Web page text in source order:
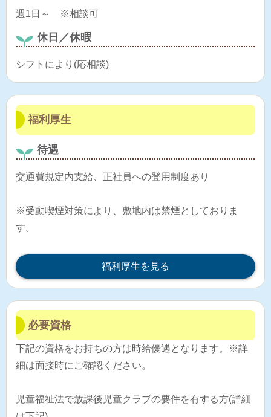
週1日～ ※相談可
休日／休暇
シフトにより(応相談)
福利厚生
待遇
交通費規定内支給、正社員への登用制度あり
※受動喫煙対策により、敷地内は禁煙としておりま
す。
福利厚生を見る
必要資格
下記の資格をお持ちの方は時給優遇となります。※詳
細は面接時にご確認ください。
児童福祉法で放課後児童クラブの要件を有する方(詳細